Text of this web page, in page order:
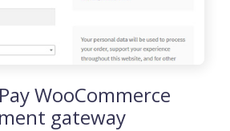
WooCommerce
gateway